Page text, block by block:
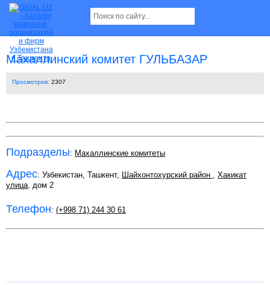
Махаллинский комитет ГУЛЬБАЗАР
Просмотров: 2307
Подразделы: Махаллинские комитеты
Адрес: Узбекистан, Ташкент, Шайхонтохурский район , Хакикат
улица, дом 2
Телефон: (+998 71) 244 30 61